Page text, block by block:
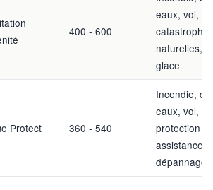
400 - 600
eaux, vol,
catastrophes
naturelles,
glace
Protect 360 - 540
Incendie,
eaux, vol,
protection
assistance
dépannage